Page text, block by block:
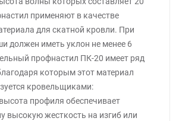
применяют в качестве
для скатной кровли. При
должен иметь уклон не менее 6
профнастил ПК-20 имеет ряд
которым этот материал
кровельщиками:
профиля обеспечивает
высокую жесткость на изгиб или